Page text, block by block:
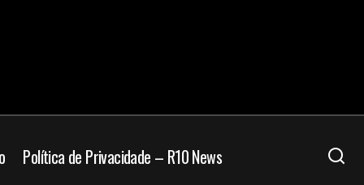
Política de Privacidade – R10 News